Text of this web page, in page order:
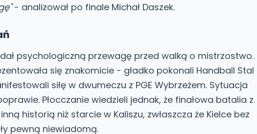
- analizował po finale Michał Daszek.
psychologiczną przewagę przed walką o mistrzostwo.
się znakomicie - gładko pokonali Handball Stal
siłę w dwumeczu z PGE Wybrzeżem. Sytuacja
Płocczanie wiedzieli jednak, że finałowa batalia z
historią niż starcie w Kaliszu, zwłaszcza że Kielce bez
pewną niewiadomą.